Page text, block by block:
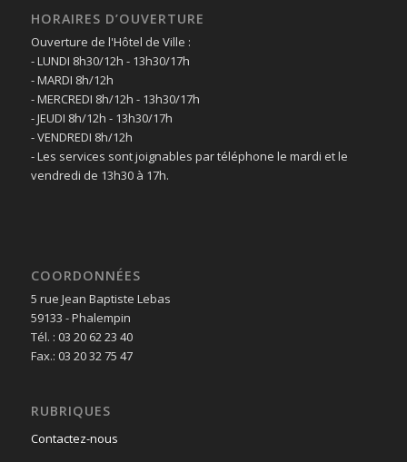
HORAIRES D’OUVERTURE
Ouverture de l'Hôtel de Ville :
- LUNDI 8h30/12h - 13h30/17h
- MARDI 8h/12h
- MERCREDI 8h/12h - 13h30/17h
- JEUDI 8h/12h - 13h30/17h
- VENDREDI 8h/12h
- Les services sont joignables par téléphone le mardi et le
vendredi de 13h30 à 17h.
COORDONNÉES
5 rue Jean Baptiste Lebas
59133 - Phalempin
Tél. : 03 20 62 23 40
Fax.: 03 20 32 75 47
RUBRIQUES
Contactez-nous